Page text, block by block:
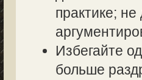
практике;
Избегайте
больше